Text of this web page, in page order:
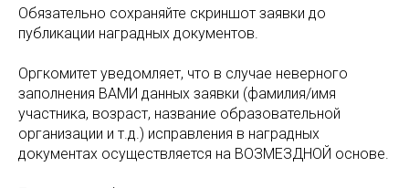
Обязательно сохраняйте скриншот заявки до
публикации наградных документов.
Оргкомитет уведомляет, что в случае неверного
заполнения ВАМИ данных заявки (фамилия/имя
участника, возраст, название образовательной
организации и т.д.) исправления в наградных
документах осуществляется на ВОЗМЕЗДНОЙ основе.